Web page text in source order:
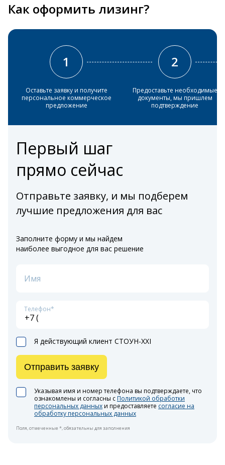
Как оформить лизинг?
1
Оставьте заявку и получите
персональное коммерческое
предложение
2
Предоставьте необходимые
документы, мы пришлем
подтверждение
Первый шаг
прямо сейчас
Отправьте заявку, и мы подберем
лучшие предложения для вас
Заполните форму и мы найдем
наиболее выгодное для вас решение
Имя
Телефон*
Я действующий клиент СТОУН-XXI
Указывая имя и номер телефона вы подтверждаете, что
ознакомлены и согласны с Политикой обработки
персональных данныхи предоставляете согласие на
обработку персональных данных
Отправить заявку
Поля, отмеченные *, обязательны для заполнения